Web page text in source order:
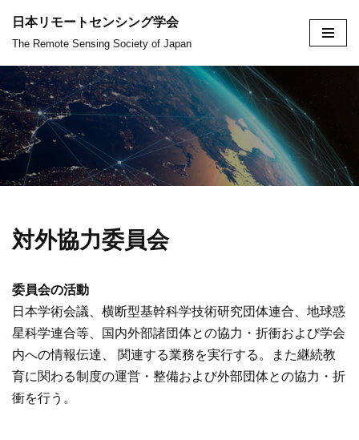
コ
ン
テ
ン
ツ
へ
ス
プ
日本リモートセンシング学会
The Remote Sensing Society of Japan
対外協力委員会
委員会の活動
日本学術会議、横断型基幹科学技術研究団体連合、地球惑
星科学連合等、国内外部諸団体との協力・折衝および学会
内への情報伝達、 関連する業務を実行する。また継続教
育に関わる制度の運営・整備および外部団体との協力・折
衝を行う。